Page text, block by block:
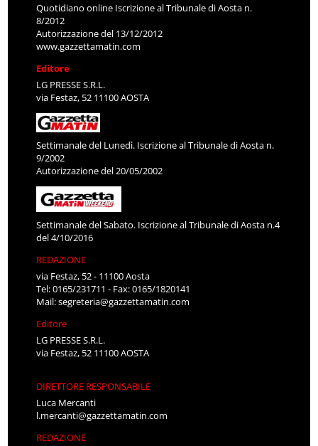
Quotidiano online Iscrizione al Tribunale di Aosta n.
8/2012
Autorizzazione del 13/12/2012
www.gazzettamatin.com
Editore
LG PRESSE S.R.L.
via Festaz, 52 11100 AOSTA
Settimanale del Lunedì. Iscrizione al Tribunale di Aosta n.
9/2002
Autorizzazione del 20/05/2002
Settimanale del Sabato. Iscrizione al Tribunale di Aosta n.4
del 4/10/2016
REDAZIONE
via Festaz, 52 - 11100 Aosta
Tel: 0165/231711 - Fax: 0165/1820141
Mail:segreteria@gazzettamatin.com
Editore
LG PRESSE S.R.L.
via Festaz, 52 11100 AOSTA
DIRETTORE RESPONSABILE
Luca Mercanti
l.mercanti@gazzettamatin.com
REDAZIONE